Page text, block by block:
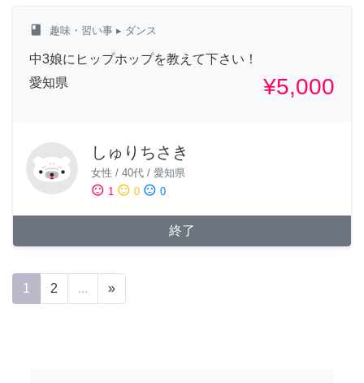
class 趣味・習い事 ▸ ダンス
中3娘にヒップホップを教えて下さい！
愛知県
¥5,000
しゅりちさき
女性 / 40代 / 愛知県
sentiment_satisfied 1 sentiment_neutral 0 sentiment_dissatisfied 0
終了
1 2 ... »